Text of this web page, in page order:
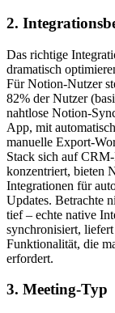
2.
Das richtige
dramatisch
Für Notion-Nutzer
82% der Nutzer
nahtlose Notion-
App, mit
manuelle Export-
Stack sich auf
konzentriert, bieten
Integrationen für
Updates. Betrachte
tief – echte native
synchronisiert,
Funktionalität, die
erfordert.
3. Meeting-Typ